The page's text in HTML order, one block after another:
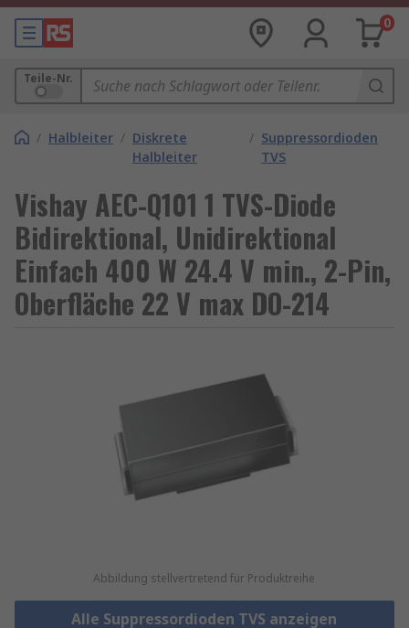
0
Teile-Nr.
/ Halbleiter / Diskrete
Halbleiter
/ Suppressordioden
TVS
Vishay AEC-Q101 1 TVS-Diode
Bidirektional, Unidirektional
Einfach 400 W 24.4 V min., 2-Pin,
Oberfläche 22 V max DO-214
Abbildung stellvertretend für Produktreihe
Alle Suppressordioden TVS anzeigen